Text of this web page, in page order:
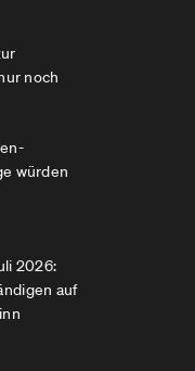
noch
würden
2026:
auf